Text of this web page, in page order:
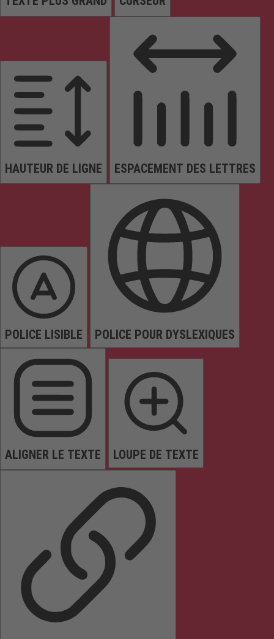
HAUTEUR DE LIGNE ESPACEMENT DES LETTRES
POLICE LISIBLE POLICE POUR DYSLEXIQUES
ALIGNER LE TEXTE LOUPE DE TEXTE